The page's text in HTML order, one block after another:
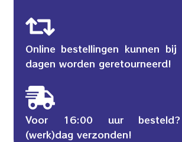
Online bestellingen kunnen
dagen worden geretourneerd!
Voor 16:00 uur besteld?
(werk)dag verzonden!